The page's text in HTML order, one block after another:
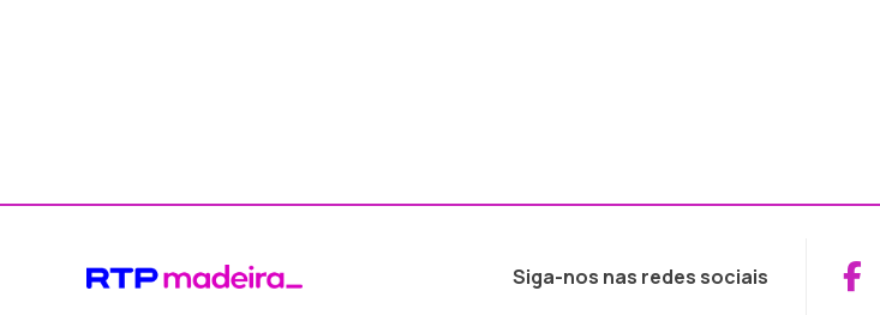
Siga-nos nas redes sociais